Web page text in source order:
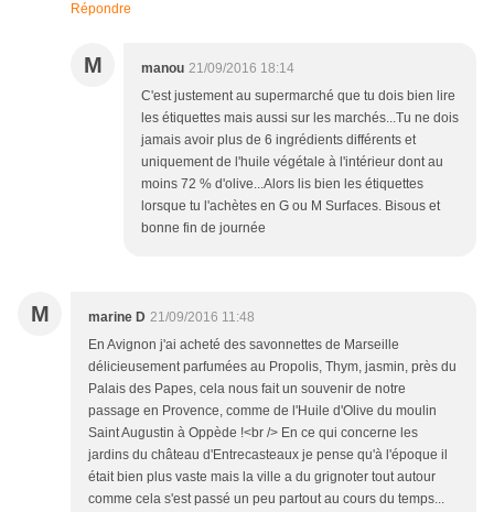
Répondre
M manou 21/09/2016 18:14
C'est justement au supermarché que tu dois bien lire
les étiquettes mais aussi sur les marchés...Tu ne dois
jamais avoir plus de 6 ingrédients différents et
uniquement de l'huile végétale à l'intérieur dont au
moins 72 % d'olive...Alors lis bien les étiquettes
lorsque tu l'achètes en G ou M Surfaces. Bisous et
bonne fin de journée
M marine D 21/09/2016 11:48
En Avignon j'ai acheté des savonnettes de Marseille
délicieusement parfumées au Propolis, Thym, jasmin, près du
Palais des Papes, cela nous fait un souvenir de notre
passage en Provence, comme de l'Huile d'Olive du moulin
Saint Augustin à Oppède !<br /> En ce qui concerne les
jardins du château d'Entrecasteaux je pense qu'à l'époque il
était bien plus vaste mais la ville a du grignoter tout autour
comme cela s'est passé un peu partout au cours du temps...